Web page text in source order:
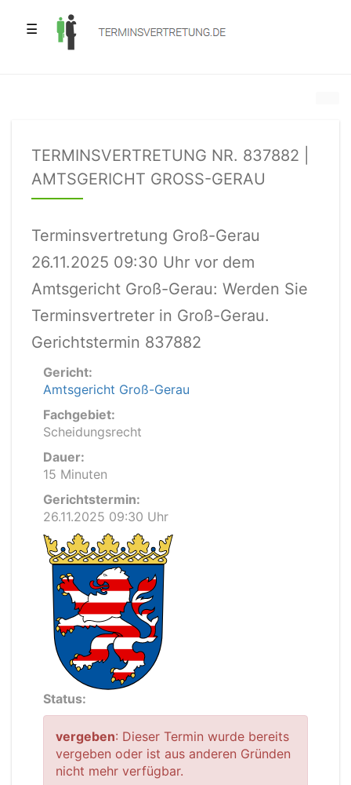
☰
TERMINSVERTRETUNG NR. 837882 |
AMTSGERICHT GROSS-GERAU
Terminsvertretung Groß-Gerau
26.11.2025 09:30 Uhr vor dem
Amtsgericht Groß-Gerau: Werden Sie
Terminsvertreter in Groß-Gerau.
Gerichtstermin 837882
Gericht:
Amtsgericht Groß-Gerau
Fachgebiet:
Scheidungsrecht
Dauer:
15 Minuten
Gerichtstermin:
26.11.2025 09:30 Uhr
Status:
vergeben: Dieser Termin wurde bereits
vergeben oder ist aus anderen Gründen
nicht mehr verfügbar.